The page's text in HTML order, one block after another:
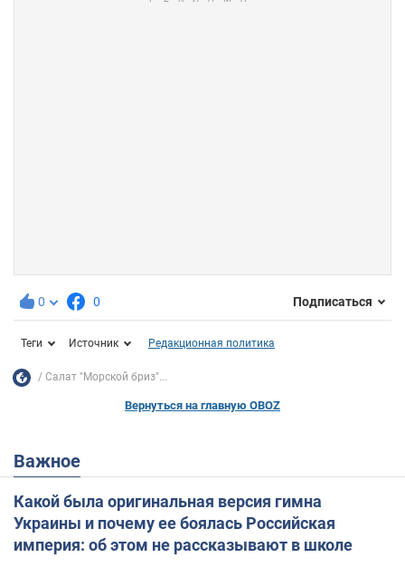
0 0 Подписаться
Теги Источник Редакционная политика
Салат "Морской бриз"...
Вернуться на главную OBOZ
Важное
Какой была оригинальная версия гимна
Украины и почему ее боялась Российская
империя: об этом не рассказывают в школе